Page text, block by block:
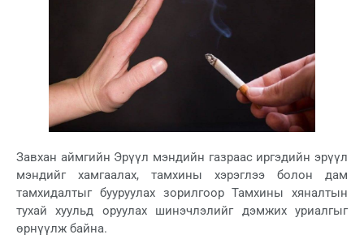
Завхан аймгийн Эрүүл мэндийн газраас иргэдийн эрүүл
мэндийг хамгаалах, тамхины хэрэглээ болон дам
тамхидалтыг бууруулах зорилгоор Тамхины хяналтын
тухай хуульд оруулах шинэчлэлийг дэмжих уриалгыг
өрнүүлж байна.